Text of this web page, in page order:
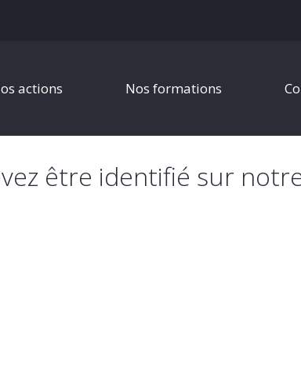
actions Nos formations
être identifié sur